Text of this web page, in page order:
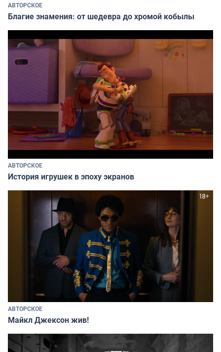
АВТОРСКОЕ
Благие знамения: от шедевра до хромой кобылы
АВТОРСКОЕ
История игрушек в эпоху экранов
АВТОРСКОЕ
Майкл Джексон жив!